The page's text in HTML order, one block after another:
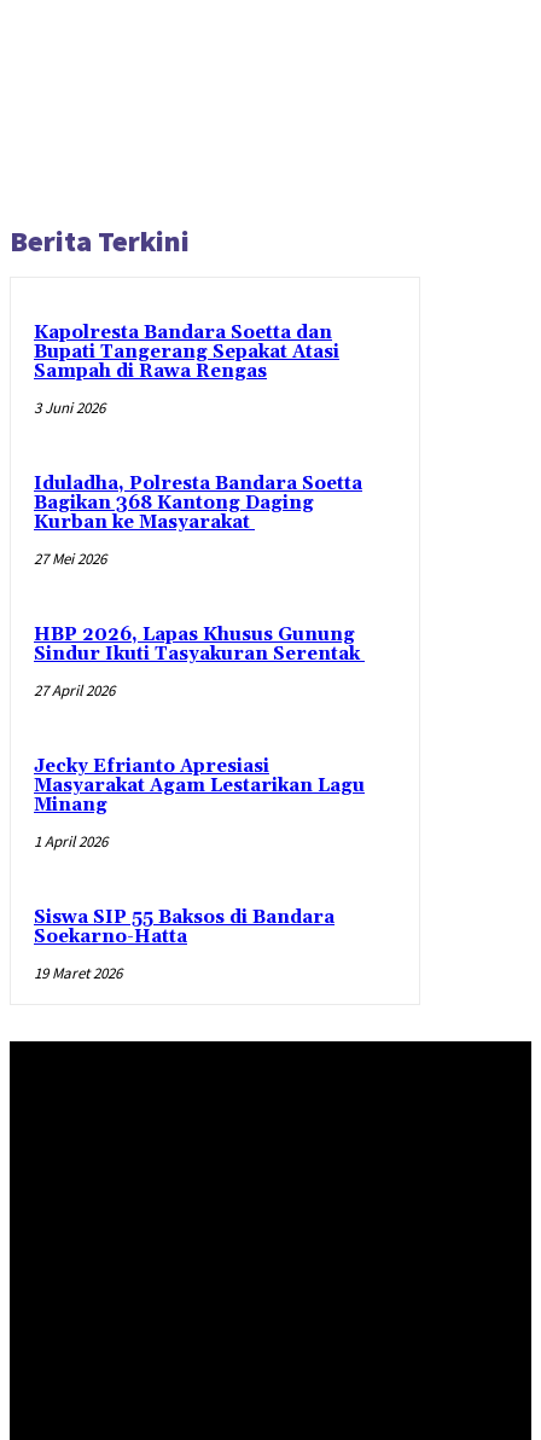
Berita Terkini
Kapolresta Bandara Soetta dan
Bupati Tangerang Sepakat Atasi
Sampah di Rawa Rengas
3 Juni 2026
Iduladha, Polresta Bandara Soetta
Bagikan 368 Kantong Daging
Kurban ke Masyarakat
27 Mei 2026
HBP 2026, Lapas Khusus Gunung
Sindur Ikuti Tasyakuran Serentak
27 April 2026
Jecky Efrianto Apresiasi
Masyarakat Agam Lestarikan Lagu
Minang
1 April 2026
Siswa SIP 55 Baksos di Bandara
Soekarno-Hatta
19 Maret 2026